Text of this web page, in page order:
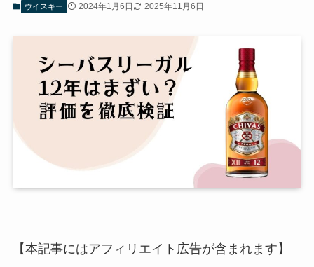
ウイスキー 2024年1月6日 2025年11月6日
【本記事にはアフィリエイト広告が含まれます】